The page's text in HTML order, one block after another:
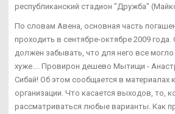
республиканский стадион "Дружба"
По словам Авена, основная часть
проходить в сентябре-октябре 2009
должен забывать, что для него все
хуже.... Провирон дешево Мытищи -
Сибай! Об этом сообщается в материалах
организации. Что касается выходов, то,
рассматриваться любые варианты. Как